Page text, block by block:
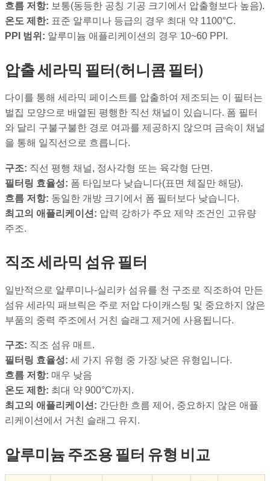
흐름 저항: 보통(동등한 공칭 기공 크기에서 압출형보다 높음).
온도 제한: 표준 알루미나 등급의 경우 최대 약 1100°C.
PPI 범위: 알루미늄 애플리케이션의 경우 10~60 PPI.
압출 세라믹 필터(허니콤 필터)
다이를 통해 세라믹 페이스트를 압출하여 제조되는 이 필터는
벌집 모양으로 배열된 평행한 직선 채널이 있습니다. 폼 필터
와 달리 구불구불한 경로 여과를 제공하지 않으며 금속이 채널
을 통해 일직선으로 흐릅니다.
구조: 직선 평행 채널, 정사각형 또는 육각형 단면.
필터링 효율성: 폼 타입보다 낮습니다(표면 체질만 해당).
흐름 저항: 동일한 개방 크기에서 폼 필터보다 낮습니다.
최고의 애플리케이션: 압력 강하가 주요 제약 조건인 고유량
주조.
직조 세라믹 섬유 필터
일반적으로 알루미나-실리카 섬유를 천 구조로 직조하여 만든
섬유 세라믹 패브릭은 주로 저압 다이캐스팅 및 중요하지 않은
부품의 중력 주조에서 거친 슬래그 제거에 사용됩니다.
구조: 직조 섬유 매트.
필터링 효율성: 세 가지 유형 중 가장 낮은 유형입니다.
흐름 저항: 매우 낮음
온도 제한: 최대 약 900°C까지.
최고의 애플리케이션: 간단한 흐름 제어, 중요하지 않은 애플
리케이션에서 거친 슬래그 유지.
알루미늄 주조용 필터 유형 비교